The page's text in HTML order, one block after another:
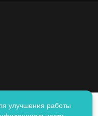
улучшения работы